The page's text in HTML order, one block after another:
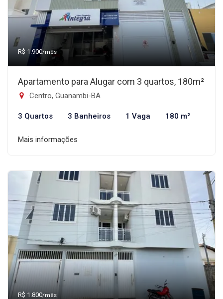
R$ 1.900/mês
Apartamento para Alugar com 3 quartos, 180m²
Centro, Guanambi-BA
3 Quartos 3 Banheiros 1 Vaga 180 m²
Mais informações
R$ 1.800/mês